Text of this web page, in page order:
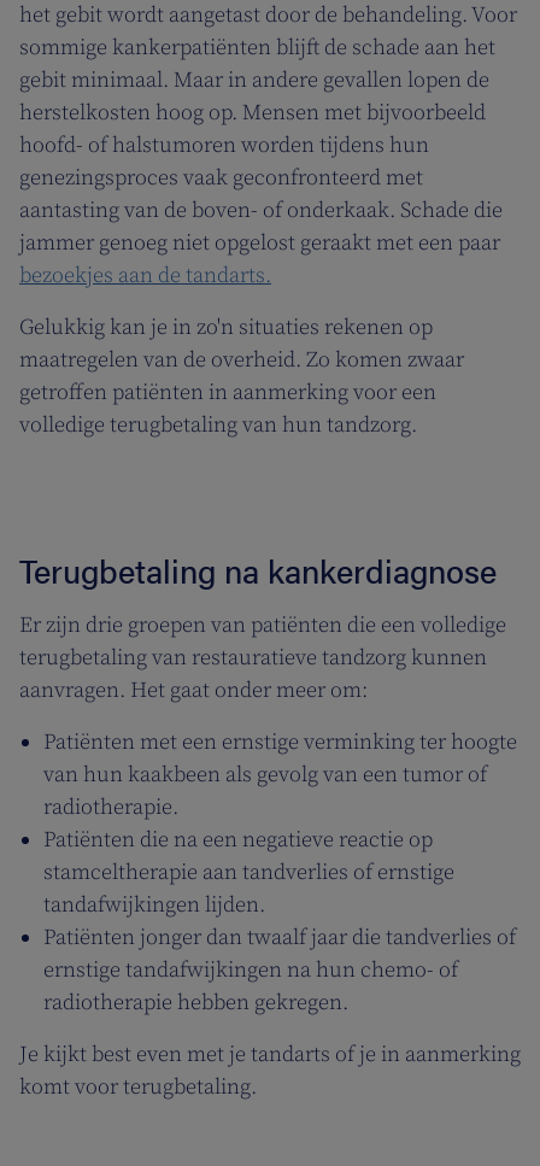
het gebit wordt aangetast door de behandeling. Voor
sommige kankerpatiënten blijft de schade aan het
gebit minimaal. Maar in andere gevallen lopen de
herstelkosten hoog op. Mensen met bijvoorbeeld
hoofd- of halstumoren worden tijdens hun
genezingsproces vaak geconfronteerd met
aantasting van de boven- of onderkaak. Schade die
jammer genoeg niet opgelost geraakt met een paar
bezoekjes aan de tandarts.
Gelukkig kan je in zo'n situaties rekenen op
maatregelen van de overheid. Zo komen zwaar
getroffen patiënten in aanmerking voor een
volledige terugbetaling van hun tandzorg.
Terugbetaling na kankerdiagnose
Er zijn drie groepen van patiënten die een volledige
terugbetaling van restauratieve tandzorg kunnen
aanvragen. Het gaat onder meer om:
Patiënten met een ernstige verminking ter hoogte
van hun kaakbeen als gevolg van een tumor of
radiotherapie.
Patiënten die na een negatieve reactie op
stamceltherapie aan tandverlies of ernstige
tandafwijkingen lijden.
Patiënten jonger dan twaalf jaar die tandverlies of
ernstige tandafwijkingen na hun chemo- of
radiotherapie hebben gekregen.
Je kijkt best even met je tandarts of je in aanmerking
komt voor terugbetaling.